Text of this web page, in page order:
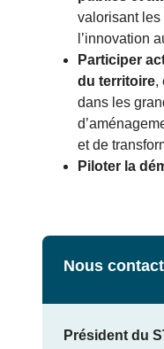
valorisant les
l’innovation
Participer
du territoire,
dans les
et de
Piloter la
Nous
Président du